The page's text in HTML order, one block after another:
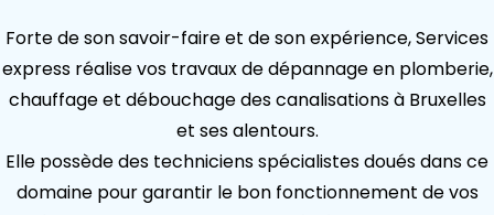
Forte de son savoir-faire et de son expérience, Services
express réalise vos travaux de dépannage en plomberie,
chauffage et débouchage des canalisations à Bruxelles
et ses alentours.
Elle possède des techniciens spécialistes doués dans ce
domaine pour garantir le bon fonctionnement de vos